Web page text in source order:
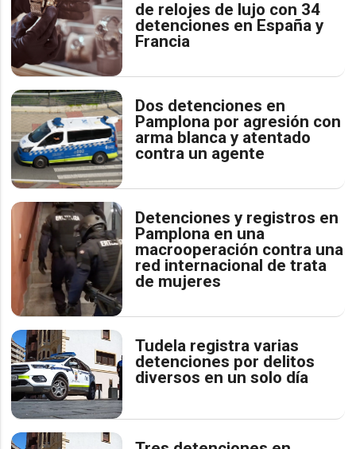
de relojes de lujo con 34
detenciones en España y
Francia
Dos detenciones en
Pamplona por agresión con
arma blanca y atentado
contra un agente
Detenciones y registros en
Pamplona en una
macrooperación contra una
red internacional de trata
de mujeres
Tudela registra varias
detenciones por delitos
diversos en un solo día